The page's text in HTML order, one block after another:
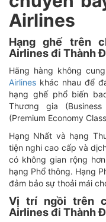
Airlines
Hạng ghế trên
Airlines đi Thành
Hãng hàng không
Airlines khác nhau để
hạng ghế phổ biến
Thương gia
(Premium Economy
Hạng Nhất và hạng
tiện nghi cao cấp và
có không gian rộng
hạng Phổ thông. Hạng
đảm bảo sự thoải mái
Vị trí ngồi trên
Airlines đi Thành